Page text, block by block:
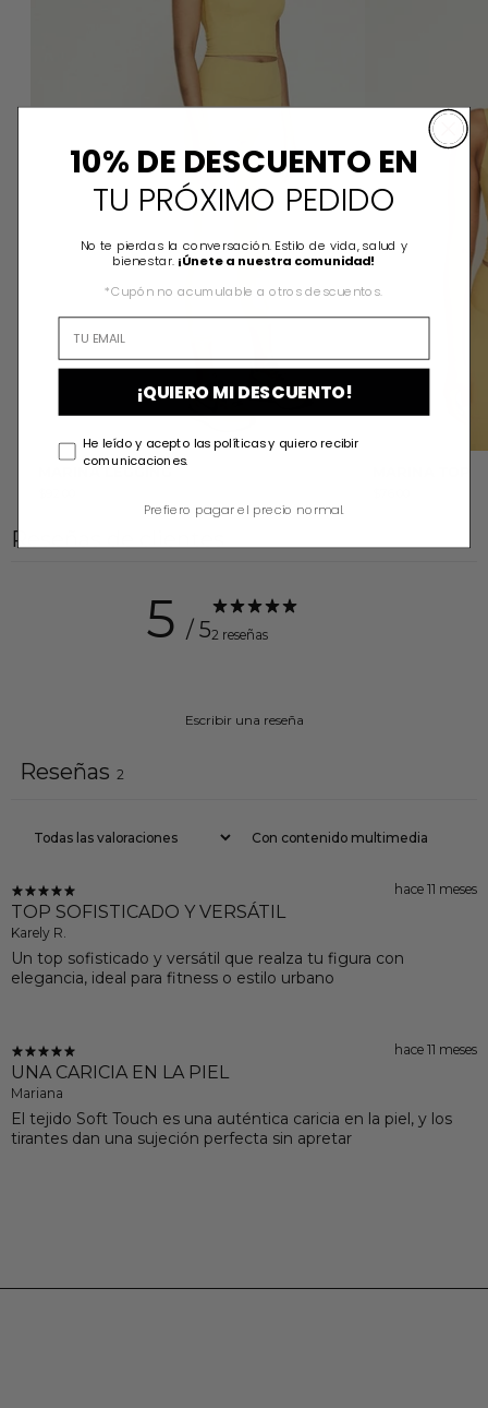
Reseñas de clientes
5 / 52 reseñas
Escribir una reseña
Reseñas 2
Con contenido multimedia
hace 11 meses
TOP SOFISTICADO Y VERSÁTIL
Karely R.
Un top sofisticado y versátil que realza tu figura con
elegancia, ideal para fitness o estilo urbano
hace 11 meses
UNA CARICIA EN LA PIEL
Mariana
El tejido Soft Touch es una auténtica caricia en la piel, y los
tirantes dan una sujeción perfecta sin apretar
10% DE DESCUENTO EN
TU PRÓXIMO PEDIDO
No te pierdas la conversación. Estilo de vida, salud y
bienestar. ¡Únete a nuestra comunidad!
*Cupón no acumulable a otros descuentos.
¡QUIERO MI DESCUENTO!
He leído y acepto las políticas y quiero recibir
comunicaciones.
Prefiero pagar el precio normal.